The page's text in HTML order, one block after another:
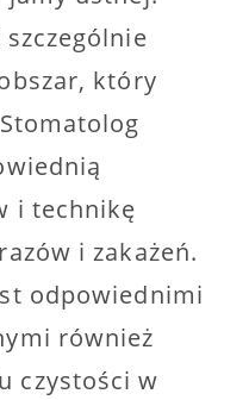
który
i technikę
i zakażeń.
odpowiednimi
również
czystości w